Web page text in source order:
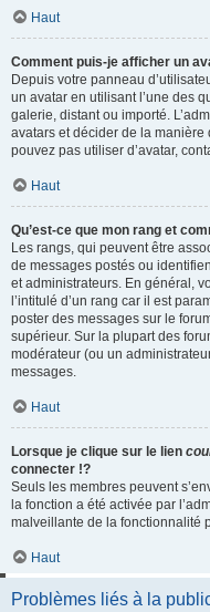
Haut
Comment puis-je afficher un
Depuis votre panneau
un avatar en utilisant l’une des
galerie, distant ou importé.
avatars et décider de la manière
pouvez pas utiliser d’avatar,
Haut
Qu’est-ce que mon rang et
Les rangs, qui peuvent être
de messages postés ou
et administrateurs. En général,
l’intitulé d’un rang car il est
poster des messages sur le
supérieur. Sur la plupart des
modérateur (ou un
messages.
Haut
Lorsque je clique sur le lien
connecter !?
Seuls les membres peuvent
la fonction a été activée par
malveillante de la fonctionnalité
Haut
Problèmes liés à la